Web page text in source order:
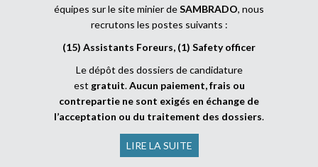
équipes sur le site minier deSAMBRADO, nous
recrutons les postes suivants :
(15) Assistants Foreurs, (1) Safety officer
Le dépôt des dossiers de candidature
est gratuit.Aucun paiement, frais ou
contrepartie ne sont exigés en échange de
l’acceptation ou du traitement des dossiers.
LIRE LA SUITE